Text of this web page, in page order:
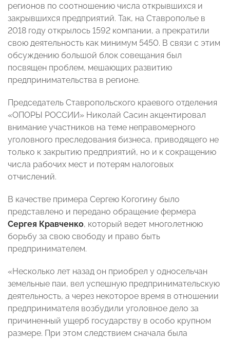
регионов по соотношению числа открывшихся и
закрывшихся предприятий. Так, на Ставрополье в
2018 году открылось 1592 компании, а прекратили
свою деятельность как минимум 5450. В связи с этим
обсуждению большой блок совещания был
посвящен проблем, мешающих развитию
предпринимательства в регионе.
Председатель Ставропольского краевого отделения
«ОПОРЫ РОССИИ» Николай Сасин акцентировал
внимание участников на теме неправомерного
уголовного преследования бизнеса, приводящего не
только к закрытию предприятий, но и к сокращению
числа рабочих мест и потерям налоговых
отчислений.
В качестве примера Сергею Когогину было
представлено и передано обращение фермера
Сергея Кравченко, который ведет многолетнюю
борьбу за свою свободу и право быть
предпринимателем.
«Несколько лет назад он приобрел у односельчан
земельные паи, вел успешную предпринимательскую
деятельность, а через некоторое время в отношении
предпринимателя возбудили уголовное дело за
причиненный ущерб государству в особо крупном
размере. При этом следствием сначала была